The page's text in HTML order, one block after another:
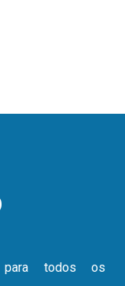
para todos os